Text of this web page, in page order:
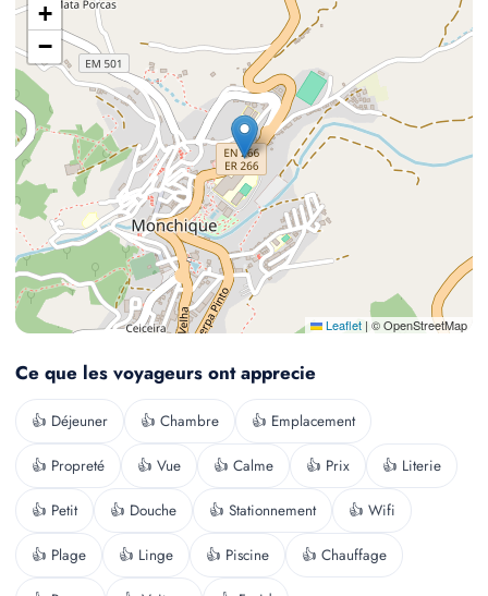
+
−
Leaflet | © OpenStreetMap
Ce que les voyageurs ont apprecie
👍 Déjeuner 👍 Chambre 👍 Emplacement
👍 Propreté 👍 Vue 👍 Calme 👍 Prix 👍 Literie
👍 Petit 👍 Douche 👍 Stationnement 👍 Wifi
👍 Plage 👍 Linge 👍 Piscine 👍 Chauffage